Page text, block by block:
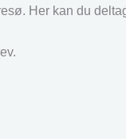
Her kan du